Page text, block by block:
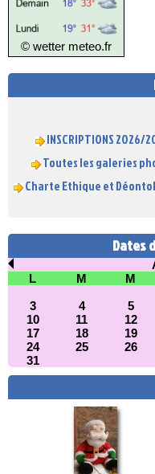
© wetter meteo.fr
INSCRIPTIONS 2026/
Toutes les galeries
Charte Ethique et
Dates
L
M M
3
4 5
10
11 12
17
18 19
24
25 26
31